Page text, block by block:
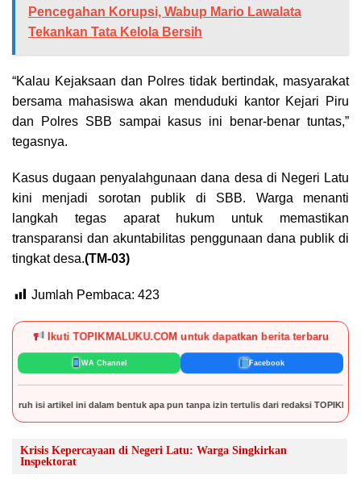
Pencegahan Korupsi, Wabup Mario Lawalata
Tekankan Tata Kelola Bersih
“Kalau Kejaksaan dan Polres tidak bertindak, masyarakat
bersama mahasiswa akan menduduki kantor Kejari Piru
dan Polres SBB sampai kasus ini benar-benar tuntas,”
tegasnya.
Kasus dugaan penyalahgunaan dana desa di Negeri Latu
kini menjadi sorotan publik di SBB. Warga menanti
langkah tegas aparat hukum untuk memastikan
transparansi dan akuntabilitas penggunaan dana publik di
tingkat desa.(TM-03)
Jumlah Pembaca: 423
Ikuti TOPIKMALUKU.COM untuk dapatkan berita terbaru
WA Channel Facebook
artikel ini dalam bentuk apa pun tanpa izin tertulis dari redaksi
Krisis Kepercayaan di Negeri Latu: Warga Singkirkan
Inspektorat